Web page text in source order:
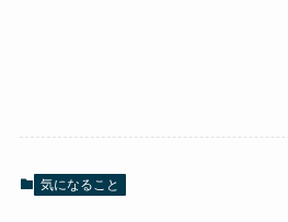
気になること